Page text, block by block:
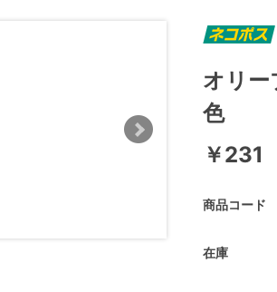
オリー
色
￥231
商品コード
在庫